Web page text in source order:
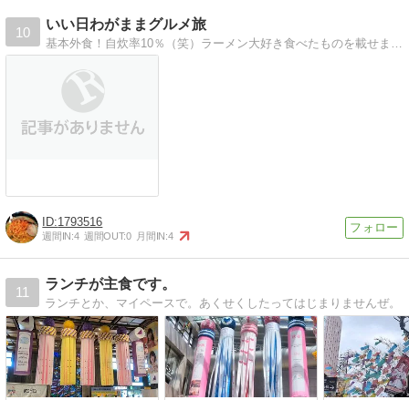
10
いい日わがままグルメ旅
1793516
週間IN:4 週間OUT:0 月間IN:4
11
ランチが主食です。
ランチとか、マイペースで。あくせくしたってはじまりませんぜ。